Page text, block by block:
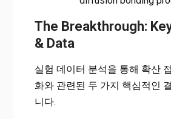
The Breakthrough:
& Data
실험 데이터 분석을 통해 확산
화와 관련된 두 가지 핵심적인
니다.